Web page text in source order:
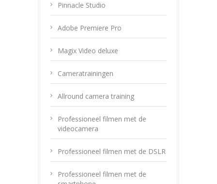
Pinnacle Studio
Adobe Premiere Pro
Magix Video deluxe
Cameratrainingen
Allround camera training
Professioneel filmen met de
videocamera
Professioneel filmen met de DSLR
Professioneel filmen met de